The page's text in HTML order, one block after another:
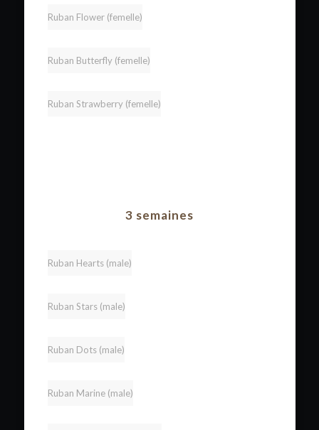
Ruban Flower (femelle)
Ruban Butterfly (femelle)
Ruban Strawberry (femelle)
3 semaines
Ruban Hearts (male)
Ruban Stars (male)
Ruban Dots (male)
Ruban Marine (male)